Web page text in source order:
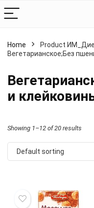
Home
Product
Вегетарианское;Без
и
Showing 1–12 of 20 results
Default sorting